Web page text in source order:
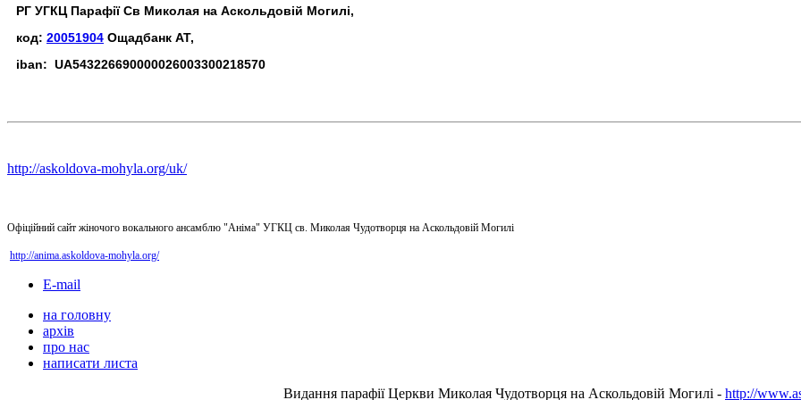
РГ УГКЦ Парафії Св Миколая на Аскольдовій Могилі,
код: 20051904 Ощадбанк АТ,
iban: UA543226690000026003300218570
http://askoldova-mohyla.org/uk/
Офіційний сайт жіночого вокального ансамблю "Аніма" УГКЦ св. Миколая Чудотворця на Аскольдовій Могилі
http://anima.askoldova-mohyla.org/
E-mail
на головну
архів
про нас
написати листа
Видання парафії Церкви Миколая Чудотворця на Аскольдовій Могилі - http://